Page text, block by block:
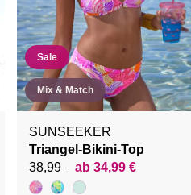
Sale
Mix & Match
SUNSEEKER
Triangel-Bikini-Top
38,99
ab 34,99 €